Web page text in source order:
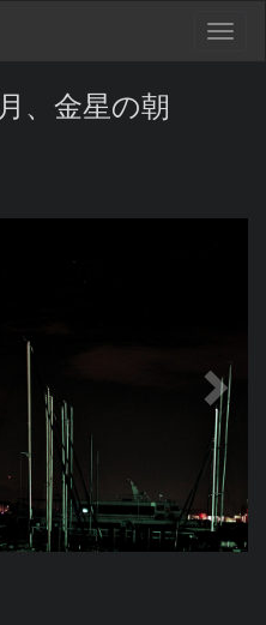
、金星の朝